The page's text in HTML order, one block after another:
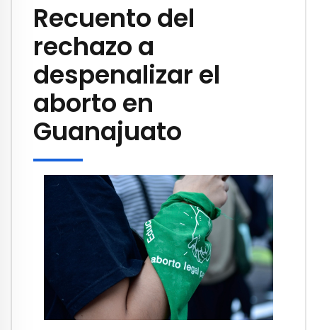
Recuento del
rechazo a
despenalizar el
aborto en
Guanajuato